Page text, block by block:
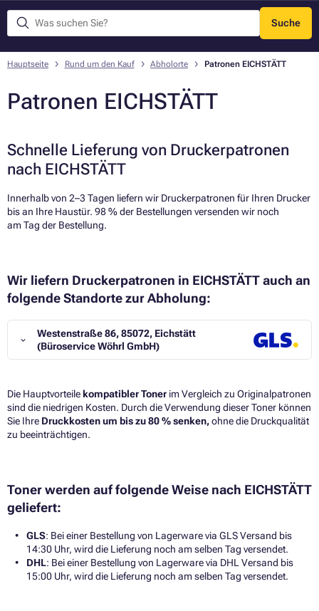
Suche
Menü
Hauptseite Rund um den Kauf Abholorte Patronen EICHSTÄTT
Patronen EICHSTÄTT
Schnelle Lieferung von Druckerpatronen
nach EICHSTÄTT
Innerhalb von 2–3 Tagen liefern wir Druckerpatronen für Ihren Drucker
bis an Ihre Haustür. 98 % der Bestellungen versenden wir noch
am Tag der Bestellung.​
Wir liefern Druckerpatronen in EICHSTÄTT auch an
folgende Standorte zur Abholung:
Westenstraße 86, 85072, Eichstätt
(Büroservice Wöhrl GmbH)
Die Hauptvorteile kompatibler Toner im Vergleich zu Originalpatronen
sind die niedrigen Kosten. Durch die Verwendung dieser Toner können
Sie Ihre Druckkosten um bis zu 80 % senken,ohne die Druckqualität
zu beeinträchtigen.​
Toner werden auf folgende Weise nach EICHSTÄTT
geliefert:
GLS: Bei einer Bestellung von Lagerware via GLS Versand bis
14:30 Uhr, wird die Lieferung noch am selben Tag versendet.
DHL: Bei einer Bestellung von Lagerware via DHL Versand bis
15:00 Uhr, wird die Lieferung noch am selben Tag versendet.